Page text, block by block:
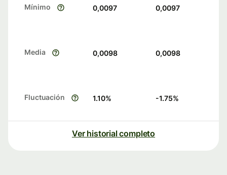
Mínimo 0,0097 0,0097
Media 0,0098 0,0098
Fluctuación 1.10% -1.75%
Ver historial completo